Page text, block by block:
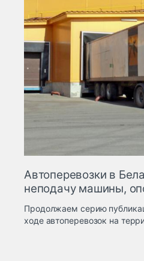
Автоперевозки в
неподачу машины,
Продолжаем серию
ходе автоперевозок на